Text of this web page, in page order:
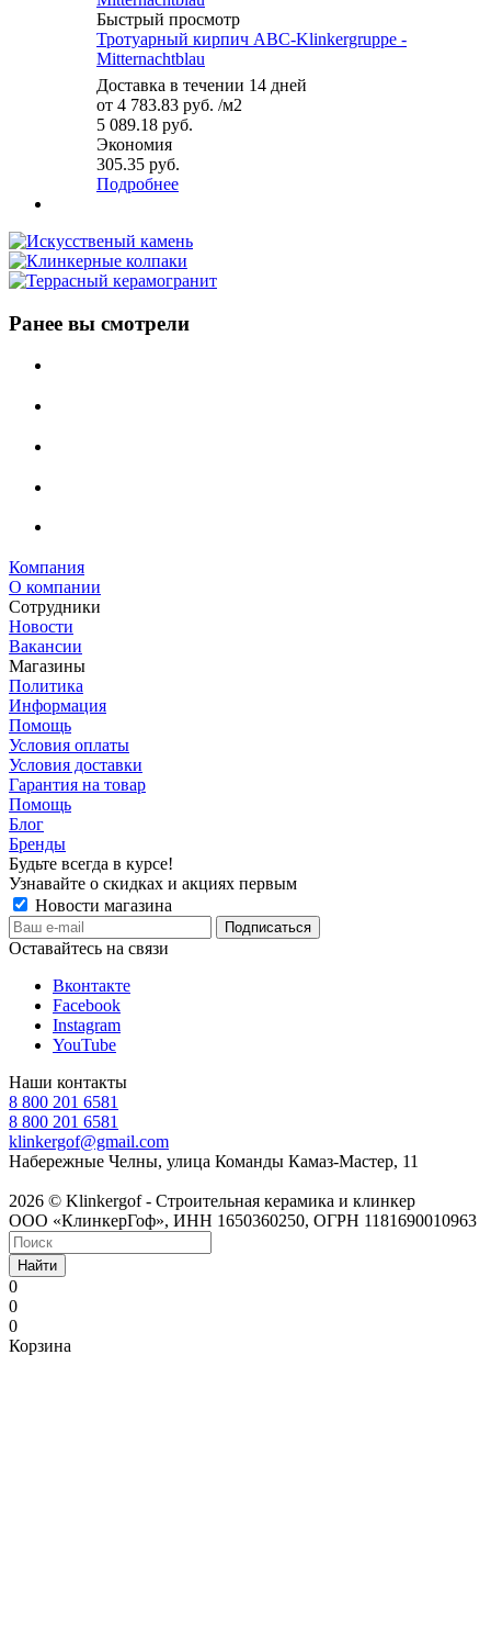
Быстрый просмотр
Тротуарный кирпич ABC-Klinkergruppe -
Mitternachtblau
Доставка в течении 14 дней
от 4 783.83 руб. /м2
5 089.18 руб.
Экономия
305.35 руб.
Подробнее
Ранее вы смотрели
Компания
О компании
Сотрудники
Новости
Вакансии
Магазины
Политика
Информация
Помощь
Условия оплаты
Условия доставки
Гарантия на товар
Помощь
Блог
Бренды
Будьте всегда в курсе!
Узнавайте о скидках и акциях первым
Новости магазина
Оставайтесь на связи
Вконтакте
Facebook
Instagram
YouTube
Наши контакты
8 800 201 6581
8 800 201 6581
klinkergof@gmail.com
Набережные Челны, улица Команды Камаз-Мастер, 11
2026 © Klinkergof - Строительная керамика и клинкер
ООО «КлинкерГоф», ИНН 1650360250, ОГРН 1181690010963
Найти
0
0
0
Корзина